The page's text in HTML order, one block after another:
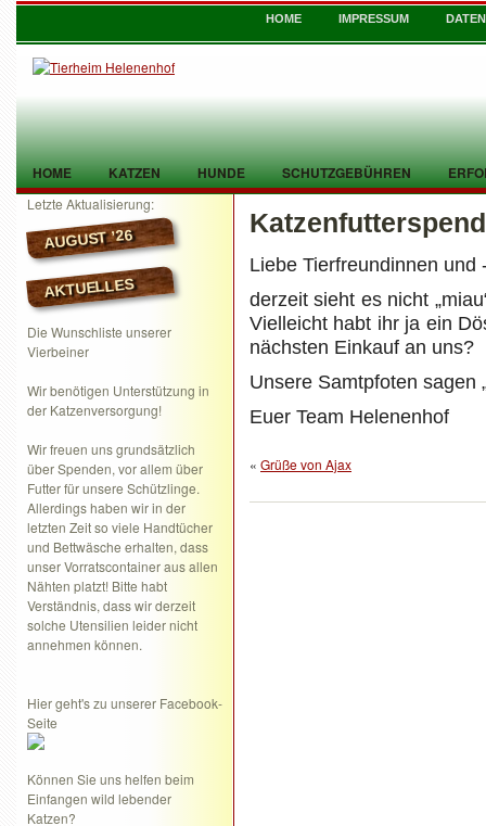
HOME IMPRESSUM
HOME KATZEN HUNDE SCHUTZGEBÜHREN
TIER GEFUNDEN KONTAKT
Letzte Aktualisierung:
AUGUST ’26
AKTUELLES
Die Wunschliste unserer
Vierbeiner
Wir benötigen Unterstützung in
der Katzenversorgung!
Wir freuen uns grundsätzlich
über Spenden, vor allem über
Futter für unsere Schützlinge.
Allerdings haben wir in der
letzten Zeit so viele Handtücher
und Bettwäsche erhalten, dass
unser Vorratscontainer aus allen
Nähten platzt! Bitte habt
Verständnis, dass wir derzeit
solche Utensilien leider nicht
annehmen können.
Hier geht's zu unserer Facebook-
Seite
Können Sie uns helfen beim
Einfangen wild lebender
Katzen?
Liebe Tierfreundinnen und
derzeit sieht es nicht
Vielleicht habt ihr ja ein
nächsten Einkauf an uns?
Unsere Samtpfoten sagen
Euer Team Helenenhof
« Grüße von Ajax